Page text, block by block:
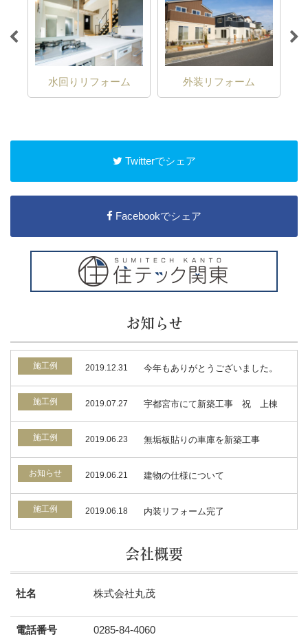
水回りリフォーム 外装リフォーム
Twitterでシェア
Facebookでシェア
お知らせ
施工例 2019.12.31 今年もありがとうございました。
施工例 2019.07.27 宇都宮市にて新築工事 祝 上棟
施工例 2019.06.23 無垢板貼りの車庫を新築工事
お知らせ 2019.06.21 建物の仕様について
施工例 2019.06.18 内装リフォーム完了
会社概要
社名 株式会社丸茂
電話番号 0285-84-4060